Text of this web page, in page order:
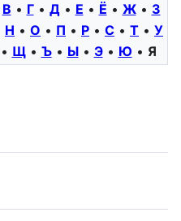
В • Г• Д• Е • Ё • Ж• З
Н • О • П • Р • С • Т • У
• Щ• Ъ• Ы• Э• Ю • Я